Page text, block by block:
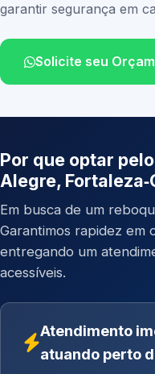
garantir segurança em
Solicite seu
Por que optar
Alegre,
Em busca de um
Garantimos rapidez em
entregando um
acessíveis.
Atendimento
atuando perto